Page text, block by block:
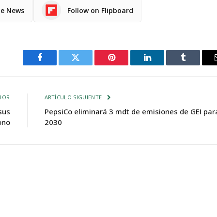
News Follow on Flipboard
Facebook Twitter Pinterest LinkedIn Tumblr
ARTÍCULO SIGUIENTE
PepsiCo eliminará 3 mdt de emisiones de GEI
2030